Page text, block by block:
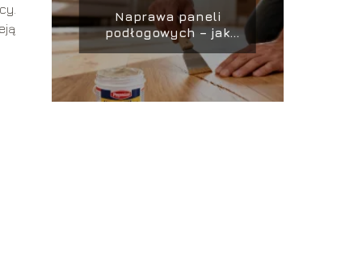
Naprawa paneli
podłogowych – jak
zrobić to
samodzielnie?